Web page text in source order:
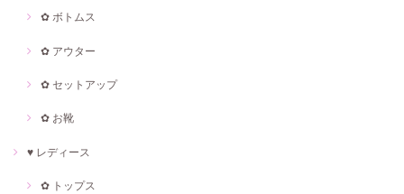
✿ ボトムス
✿ アウター
✿ セットアップ
✿ お靴
♥ レディース
✿ トップス